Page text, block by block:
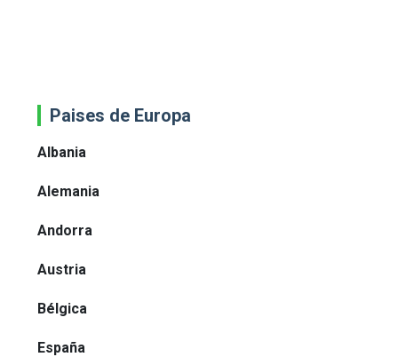
Paises de Europa
Albania
Alemania
Andorra
Austria
Bélgica
España